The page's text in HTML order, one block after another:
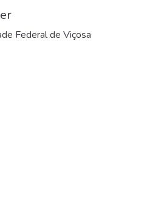
Federal de Viçosa